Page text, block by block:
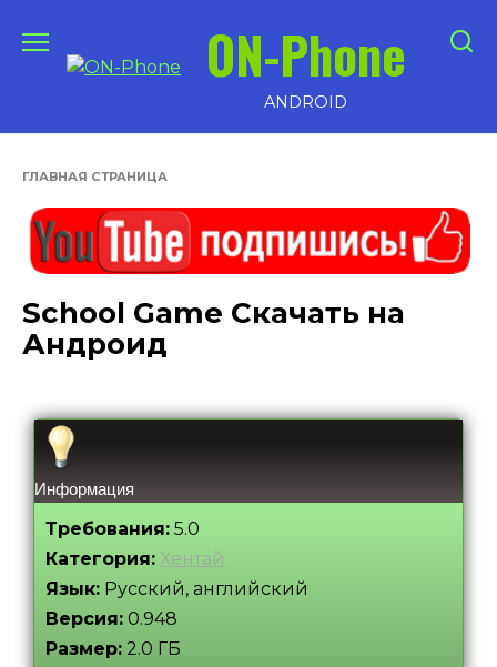
содержанию
ON-Phone
ANDROID
ГЛАВНАЯ СТРАНИЦА
School Game Скачать на
Андроид
Информация
Требования: 5.0
Категория: Хентай
Язык: Русский, английский
Версия: 0.948
Размер: 2.0 ГБ